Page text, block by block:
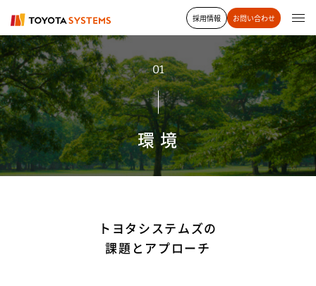
採用情報 お問い合わせ
01
環 境
トヨタシステムズの
課題とアプローチ